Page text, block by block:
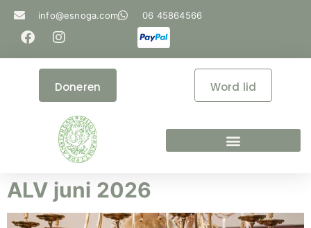
info@esnoga.com 06 45864566
Word lid
Doneren
ALV juni 2026